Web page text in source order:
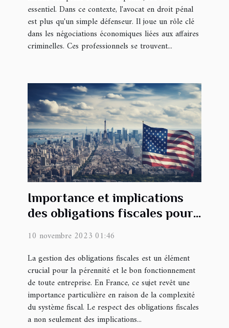
essentiel. Dans ce contexte, l'avocat en droit pénal
est plus qu'un simple défenseur. Il joue un rôle clé
dans les négociations économiques liées aux affaires
criminelles. Ces professionnels se trouvent...
Importance et implications
des obligations fiscales pour
10 novembre 2023 01:46
La gestion des obligations fiscales est un élément
crucial pour la pérennité et le bon fonctionnement
de toute entreprise. En France, ce sujet revêt une
importance particulière en raison de la complexité
du système fiscal. Le respect des obligations fiscales
a non seulement des implications...